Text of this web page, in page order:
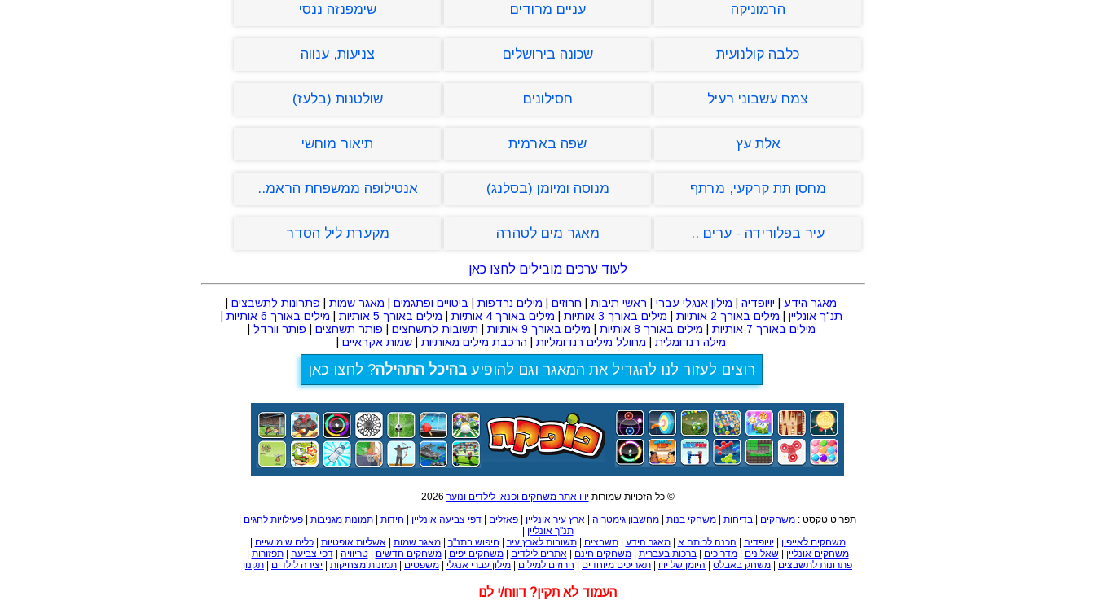
הרמוניקה עניים מרודים שימפנזה ננסי
כלבה קולנועית שכונה בירושלים צניעות, ענווה
צמח עשבוני רעיל חסילונים שולטנות (בלעז)
אלת עץ שפה בארמית תיאור מוחשי
מחסן תת קרקעי, מרתף מנוסה ומיומן (בסלנג) אנטילופה ממשפחת הראמ..
עיר בפלורידה - ערים .. מאגר מים לטהרה מקערת ליל הסדר
לעוד ערכים מובילים לחצו כאן
מאגר הידע יויופדיה מילון אנגלי עברי ראשי תיבות חרוזים מילים נרדפות ביטויים ופתגמים מאגר שמות פתרונות לתשבצים
תנ"ך אונליין
מילים באורך 2 אותיות מילים באורך 3 אותיות מילים באורך 4 אותיות מילים באורך 5 אותיות מילים באורך 6 אותיות
מילים באורך 7 אותיות
מילים באורך 8 אותיות מילים באורך 9 אותיות תשובות לתשחצים פותר תשחצים פותר וורדל
מילה רנדומלית
מחולל מילים רנדומליות הרכבת מילים מאותיות שמות אקראיים
רוצים לעזור לנו להגדיל את המאגר וגם להופיעבהיכל התהילה? לחצו כאן
© כל הזכויות שמורותיויו אתר משחקים ופנאי לילדים ונוער
תפריט טקסט : משחקים | בדיחות | משחקי בנות | מחשבון גימטריה | ארץ עיר אונליין | פאזלים | דפי צביעה אונליין | חידות | תמונות מגניבות | פעילויות לחגים |
תנ"ך אונליין |
משחקים לאייפון |יויופדיה | הכנה לכיתה א |מאגר הידע |תשבצים |תשובות לארץ עיר | חיפוש בתנ"ך |מאגר שמות | אשליות אופטיות |כלים שימושיים |
משחקים אונליין |שאלונים |מדריכים | ברכות בעברית |משחקים חינם | אתרים לילדים |משחקים יפים |משחקים חדשים |טריוויה |דפי צביעה |תפזורות |
פתרונות לתשבצים | משחק באבלס | היומן של יויו | תאריכים מיוחדים | חרוזים למילים | מילון עברי אנגלי | משפטים | תמונות מצחיקות | יצירה לילדים | תקנון
העמוד לא תקין? דווח/י לנו